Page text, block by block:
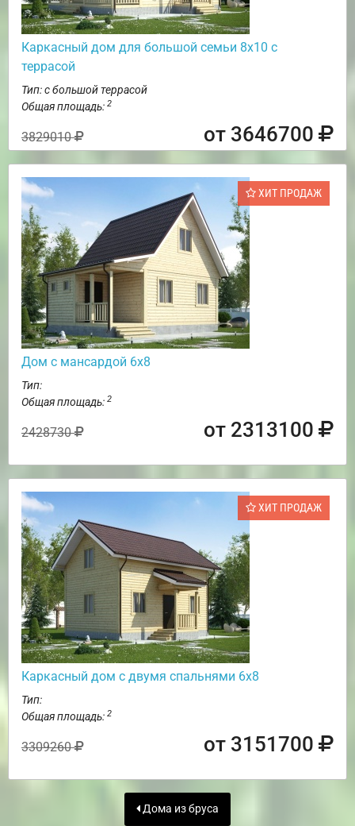
Каркасный дом для большой семьи 8х10 с
террасой
Тип: с большой террасой
Общая площадь: 2
3829010 от 3646700
ХИТ ПРОДАЖ
Дом с мансардой 6х8
Тип:
Общая площадь: 2
2428730 от 2313100
ХИТ ПРОДАЖ
Каркасный дом с двумя спальнями 6х8
Тип:
Общая площадь: 2
3309260 от 3151700
Дома из бруса